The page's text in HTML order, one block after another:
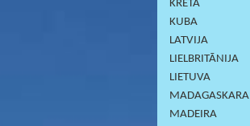
KRĒTA
KUBA
LATVIJA
LIELBRITĀNIJA
LIETUVA
MADAGASKARA
MADEIRA